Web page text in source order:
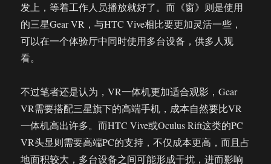
发上，等着工作人员播放就好了。而《窗》则是使用
的三星Gear VR，与HTC Vive相比要更加灵活一些，
可以在一个体验厅中同时使用多台设备，供多人观
看。
不过笔者还是认为，VR一体机更加适合观影，Gear
VR需要搭配三星旗下的高端手机，成本自然要比VR
一体机高出许多。而HTC Vive或Oculus Rift这类的PC
VR头显则需要高端PC的支持，不仅成本更高，而且占
地面积较大，多台设备之间可能形成干扰，进而影响